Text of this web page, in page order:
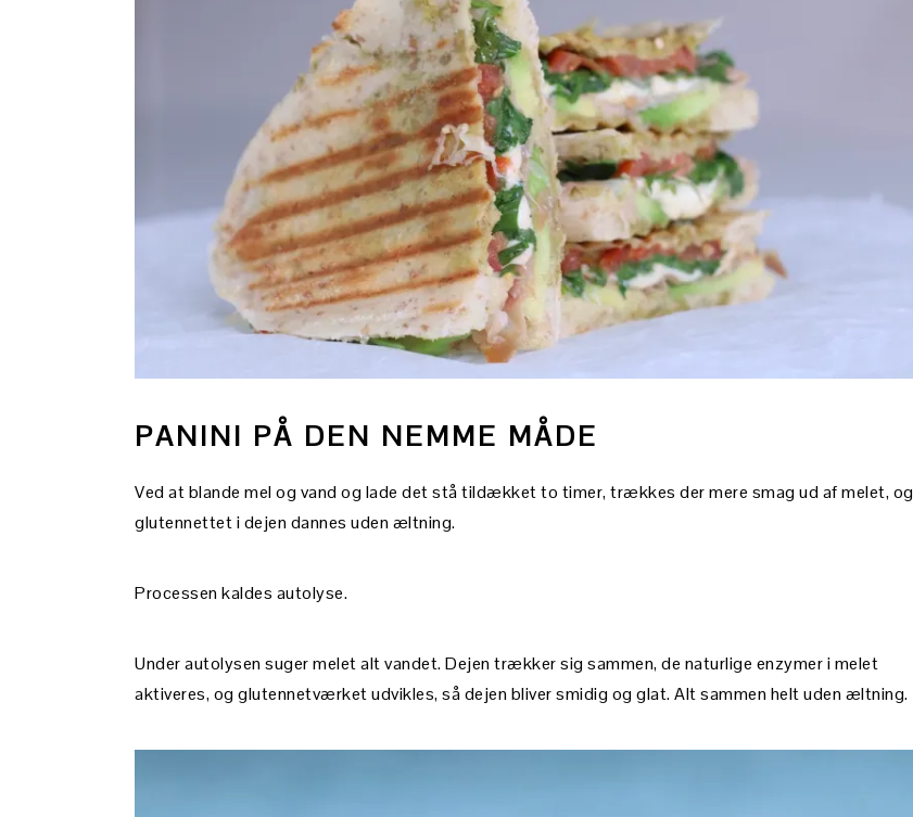
PANINI PÅ DEN NEMME MÅDE
Ved at blande mel og vand og lade det stå tildækket to timer, trækkes der mere smag ud af melet, og
glutennettet i dejen dannes uden æltning.
Processen kaldes autolyse.
Under autolysen suger melet alt vandet. Dejen trækker sig sammen, de naturlige enzymer i melet
aktiveres, og glutennetværket udvikles, så dejen bliver smidig og glat. Alt sammen helt uden æltning.